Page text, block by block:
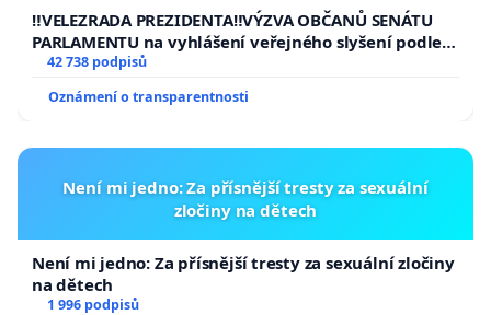
republiky
‼️VELEZRADA PREZIDENTA‼️VÝZVA OBČANŮ SENÁTU
PARLAMENTU na vyhlášení veřejného slyšení podle §
144 jednacího řádu Senátu k návrhu na přijetí
republiky
42 738 podpisů
Oznámení o transparentnosti
Není mi jedno: Za přísnější tresty za sexuální
zločiny na dětech
Není mi jedno: Za přísnější tresty za sexuální zločiny
na dětech
1 996 podpisů